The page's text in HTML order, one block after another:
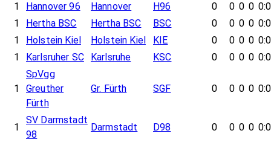
1
Hannover 96 Hannover H96 0 0 0 0 0:0
1
Hertha BSC Hertha BSC BSC 0 0 0 0 0:0
1
Holstein Kiel Holstein Kiel KIE 0 0 0 0 0:0
1
Karlsruher SC Karlsruhe KSC 0 0 0 0 0:0
1
SpVgg
Greuther
Fürth
Gr. Fürth SGF 0 0 0 0 0:0
1
SV Darmstadt
98
Darmstadt D98 0 0 0 0 0:0